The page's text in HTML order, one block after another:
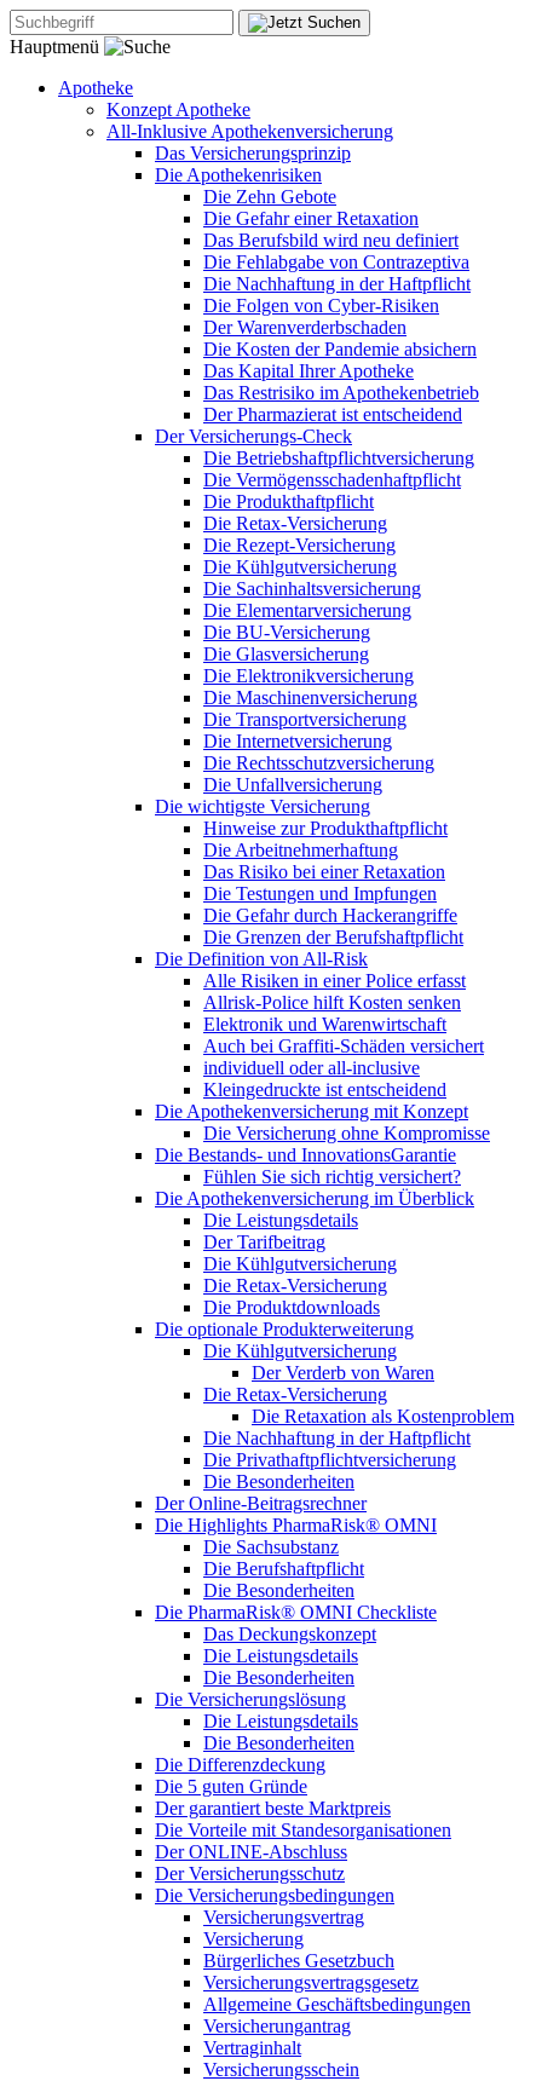
Hauptmenü
Apotheke
Konzept Apotheke
All-Inklusive Apothekenversicherung
Das Versicherungsprinzip
Die Apothekenrisiken
Die Zehn Gebote
Die Gefahr einer Retaxation
Das Berufsbild wird neu definiert
Die Fehlabgabe von Contrazeptiva
Die Nachhaftung in der Haftpflicht
Die Folgen von Cyber-Risiken
Der Warenverderbschaden
Die Kosten der Pandemie absichern
Das Kapital Ihrer Apotheke
Das Restrisiko im Apothekenbetrieb
Der Pharmazierat ist entscheidend
Der Versicherungs-Check
Die Betriebshaftpflichtversicherung
Die Vermögensschadenhaftpflicht
Die Produkthaftpflicht
Die Retax-Versicherung
Die Rezept-Versicherung
Die Kühlgutversicherung
Die Sachinhaltsversicherung
Die Elementarversicherung
Die BU-Versicherung
Die Glasversicherung
Die Elektronikversicherung
Die Maschinenversicherung
Die Transportversicherung
Die Internetversicherung
Die Rechtsschutzversicherung
Die Unfallversicherung
Die wichtigste Versicherung
Hinweise zur Produkthaftpflicht
Die Arbeitnehmerhaftung
Das Risiko bei einer Retaxation
Die Testungen und Impfungen
Die Gefahr durch Hackerangriffe
Die Grenzen der Berufshaftpflicht
Die Definition von All-Risk
Alle Risiken in einer Police erfasst
Allrisk-Police hilft Kosten senken
Elektronik und Warenwirtschaft
Auch bei Graffiti-Schäden versichert
individuell oder all-inclusive
Kleingedruckte ist entscheidend
Die Apothekenversicherung mit Konzept
Die Versicherung ohne Kompromisse
Die Bestands- und InnovationsGarantie
Fühlen Sie sich richtig versichert?
Die Apothekenversicherung im Überblick
Die Leistungsdetails
Der Tarifbeitrag
Die Kühlgutversicherung
Die Retax-Versicherung
Die Produktdownloads
Die optionale Produkterweiterung
Die Kühlgutversicherung
Der Verderb von Waren
Die Retax-Versicherung
Die Retaxation als Kostenproblem
Die Nachhaftung in der Haftpflicht
Die Privathaftpflichtversicherung
Die Besonderheiten
Der Online-Beitragsrechner
Die Highlights PharmaRisk® OMNI
Die Sachsubstanz
Die Berufshaftpflicht
Die Besonderheiten
Die PharmaRisk® OMNI Checkliste
Das Deckungskonzept
Die Leistungsdetails
Die Besonderheiten
Die Versicherungslösung
Die Leistungsdetails
Die Besonderheiten
Die Differenzdeckung
Die 5 guten Gründe
Der garantiert beste Marktpreis
Die Vorteile mit Standesorganisationen
Der ONLINE-Abschluss
Der Versicherungsschutz
Die Versicherungsbedingungen
Versicherungsvertrag
Versicherung
Bürgerliches Gesetzbuch
Versicherungsvertragsgesetz
Allgemeine Geschäftsbedingungen
Versicherungantrag
Vertraginhalt
Versicherungsschein